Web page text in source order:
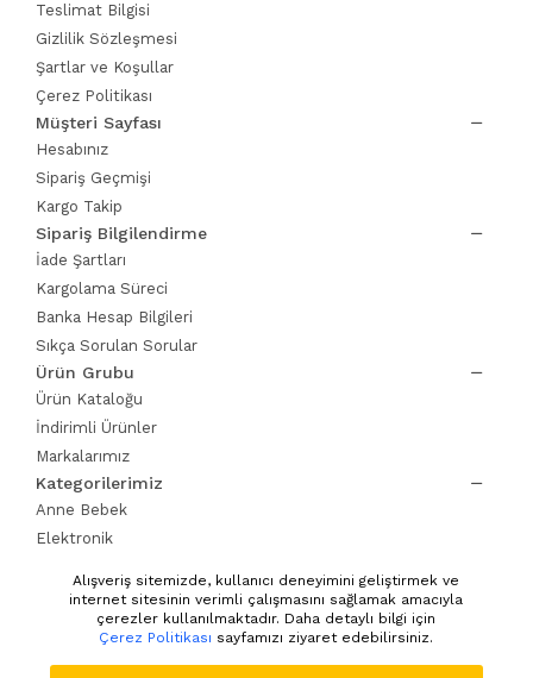
Teslimat Bilgisi
Gizlilik Sözleşmesi
Şartlar ve Koşullar
Çerez Politikası
Müşteri Sayfası
Hesabınız
Sipariş Geçmişi
Kargo Takip
Sipariş Bilgilendirme
İade Şartları
Kargolama Süreci
Banka Hesap Bilgileri
Sıkça Sorulan Sorular
Ürün Grubu
Ürün Kataloğu
İndirimli Ürünler
Markalarımız
Kategorilerimiz
Anne Bebek
Elektronik
Giyim Kozmetik
Pet Shop
Alışveriş sitemizde, kullanıcı deneyimini geliştirmek ve
internet sitesinin verimli çalışmasını sağlamak amacıyla
çerezler kullanılmaktadır. Daha detaylı bilgi için
Çerez Politikası sayfamızı ziyaret edebilirsiniz.